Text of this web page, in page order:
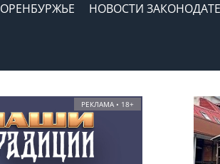
ОРЕНБУРЖЬЕ
НОВОСТИ
РЕКЛАМА • 18+